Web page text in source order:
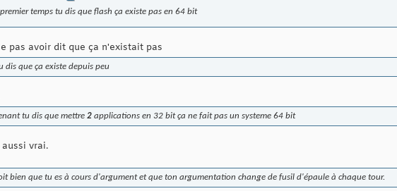
temps tu dis que flash ça existe pas en 64 bit
pas avoir dit que ça n'existait pas
dis que ça existe depuis peu
tu dis que mettre 2 applications en 32 bit ça ne fait pas un systeme 64 bit
vrai.
bien que tu es à cours d'argument et que ton argumentation change de fusil d'épaule à chaque tour.